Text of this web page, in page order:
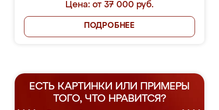
Цена: от 37 000 руб.
ПОДРОБНЕЕ
ЕСТЬ КАРТИНКИ ИЛИ ПРИМЕРЫ
ТОГО, ЧТО НРАВИТСЯ?